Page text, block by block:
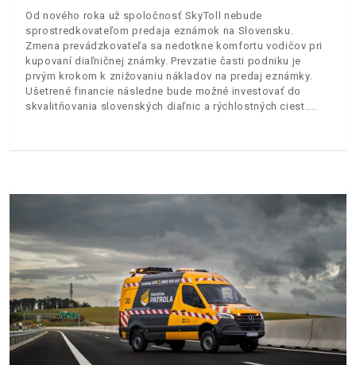
Od nového roka už spoločnosť SkyToll nebude
sprostredkovateľom predaja eznámok na Slovensku.
Zmena prevádzkovateľa sa nedotkne komfortu vodičov pri
kupovaní diaľničnej známky. Prevzatie časti podniku je
prvým krokom k znižovaniu nákladov na predaj eznámky.
Ušetrené financie následne bude možné investovať do
skvalitňovania slovenských diaľnic a rýchlostných ciest.